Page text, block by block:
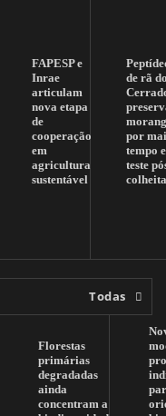
FAPESP e
Inrae
articulam
nova etapa
de
cooperação
em
agricultura
sustentável
de rã
por
tempo
teste
Todas
Florestas
primárias
degradadas
ainda
concentram a